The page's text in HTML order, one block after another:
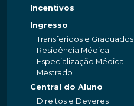
Incentivos
Ingresso
Transferidos e Graduados
Residência Médica
Especialização Médica
Mestrado
Central do Aluno
Direitos e Deveres